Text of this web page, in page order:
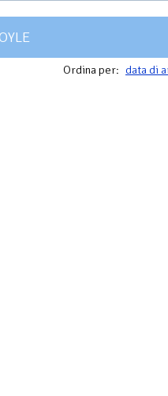
Ordina per: data di